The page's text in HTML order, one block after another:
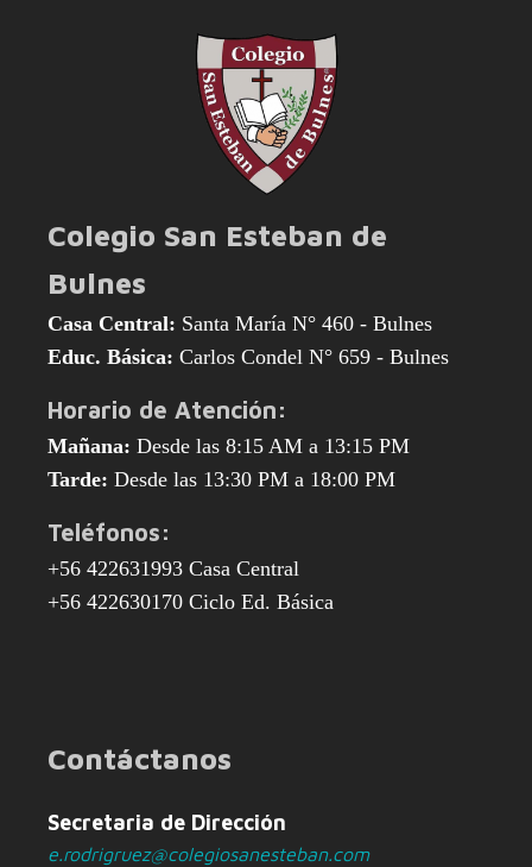
Colegio San Esteban de
Bulnes
Casa Central: Santa María N° 460 - Bulnes
Educ. Básica: Carlos Condel N° 659 - Bulnes
Horario de Atención:
Mañana: Desde las 8:15 AM a 13:15 PM
Tarde: Desde las 13:30 PM a 18:00 PM
Teléfonos:
+56 422631993 Casa Central
+56 422630170 Ciclo Ed. Básica
Contáctanos
Secretaria de Dirección
e.rodrigruez@colegiosanesteban.com